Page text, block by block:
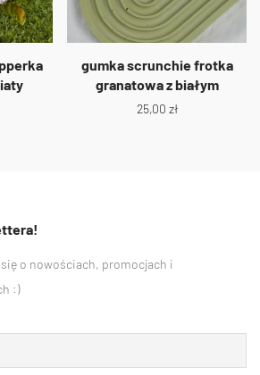
gumka scrunchie frotka
granatowa z białym
25,00 zł
o nowościach, promocjach i
:)